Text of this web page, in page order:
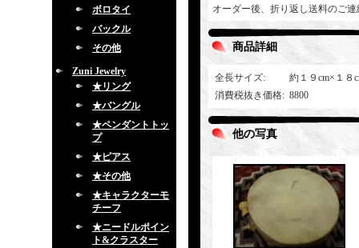
ボロタイ
バックル
その他
Zuni Jewelry
★リング
★バングル
★ペンダントトッ
プ
★ピアス
★その他
★キャラクターモ
チーフ
★ニードルポイン
ト&クラスター
オーダー後、折り返し送料のご
商品詳細
全長サイズ:
約１９cm×１
消費税抜き価格: 8800
他の写真